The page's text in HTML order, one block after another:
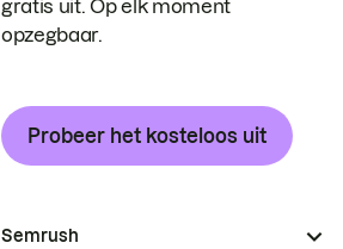
gratis uit. Op elk moment
opzegbaar.
Probeer het kosteloos uit
Semrush